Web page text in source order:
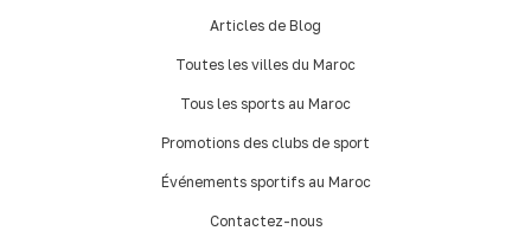
Articles de Blog
Toutes les villes du Maroc
Tous les sports au Maroc
Promotions des clubs de sport
Événements sportifs au Maroc
Contactez-nous